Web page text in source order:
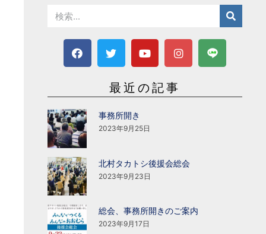
最近の記事
事務所開き
2023年9月25日
北村タカトシ後援会総会
2023年9月23日
総会、事務所開きのご案内
2023年9月17日